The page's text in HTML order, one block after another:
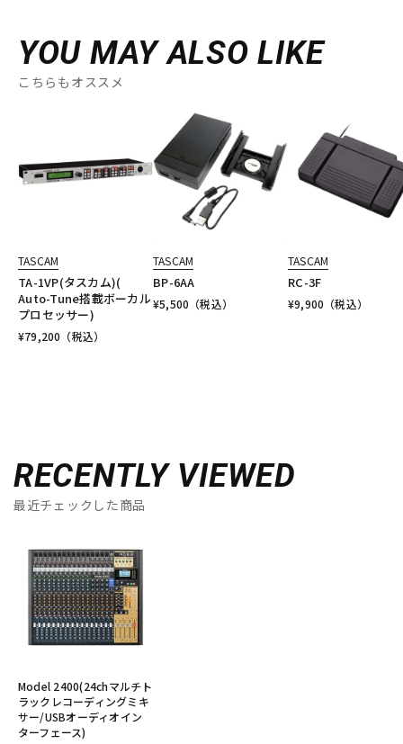
YOU MAY ALSO LIKE
こちらもオススメ
TASCAM
TA-1VP(タスカム)(
Auto-Tune搭載ボーカル
プロセッサー)
¥79,200 （税込）
TASCAM
BP-6AA
¥5,500 （税込）
TASCAM
RC-3F
¥9,900 （税込）
RECENTLY VIEWED
最近チェックした商品
Model 2400(24chマルチト
ラックレコーディングミキ
サー/USBオーディオイン
ターフェース)